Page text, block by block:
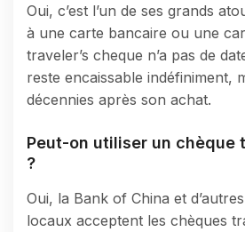
Oui, c’est l’un de ses grands
à une carte bancaire ou une
traveler’s cheque n’a pas de
reste encaissable indéfiniment,
décennies après son achat.
Peut-on utiliser un chèque
?
Oui, la Bank of China et
locaux acceptent les chèques